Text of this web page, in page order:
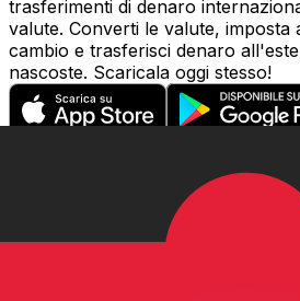
trasferimenti di denaro
valute. Converti le valute, imposta
cambio e trasferisci denaro
nascoste. Scaricala oggi stesso!